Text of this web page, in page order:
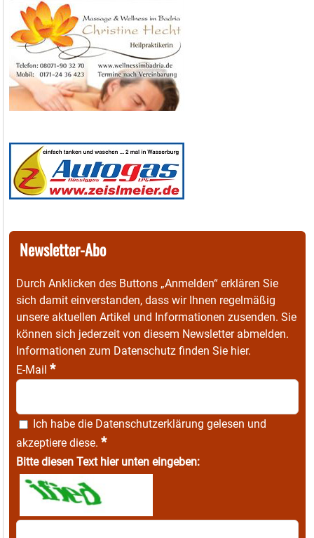
Newsletter-Abo
Durch Anklicken des Buttons „Anmelden“ erklären Sie
sich damit einverstanden, dass wir Ihnen regelmäßig
unsere aktuellen Artikel und Informationen zusenden. Sie
können sich jederzeit von diesem Newsletter abmelden.
Informationen zum Datenschutz finden Sie hier.
E-Mail *
Ich habe die Datenschutzerklärung gelesen und
akzeptiere diese. *
Bitte diesen Text hier unten eingeben: